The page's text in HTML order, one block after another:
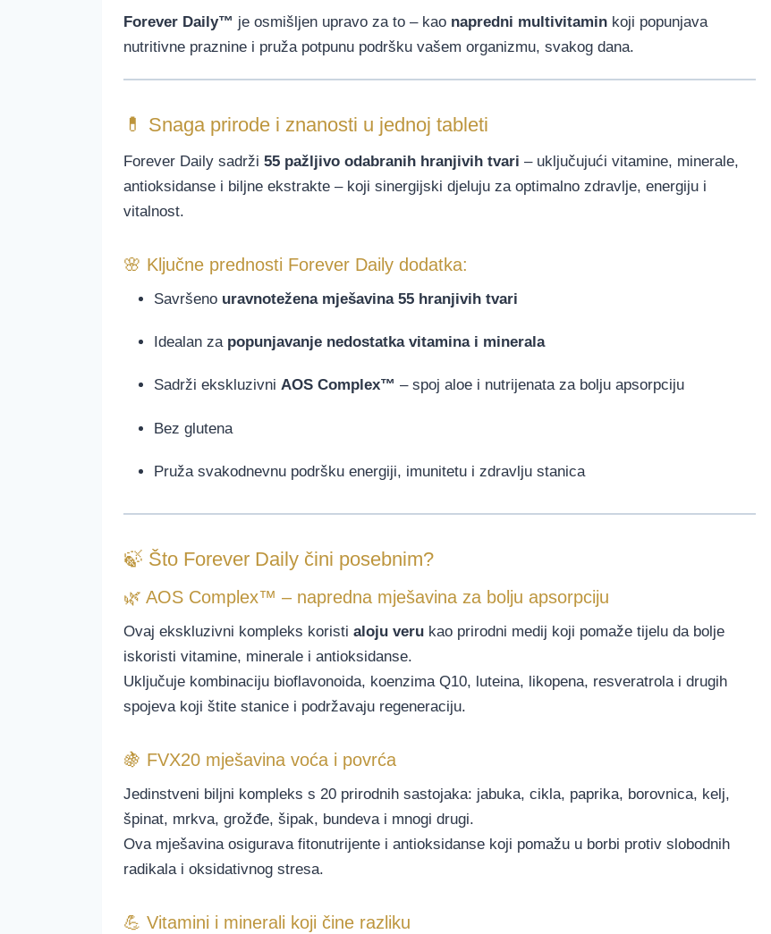
Forever Daily™ je osmišljen upravo za to – kao napredni multivitamin koji popunjava
nutritivne praznine i pruža potpunu podršku vašem organizmu, svakog dana.
💊 Snaga prirode i znanosti u jednoj tableti
Forever Daily sadrži 55 pažljivo odabranih hranjivih tvari – uključujući vitamine, minerale,
antioksidanse i biljne ekstrakte – koji sinergijski djeluju za optimalno zdravlje, energiju i
vitalnost.
🌸 Ključne prednosti Forever Daily dodatka:
Savršeno uravnotežena mješavina 55 hranjivih tvari
Idealan za popunjavanje nedostatka vitamina i minerala
Sadrži ekskluzivni AOS Complex™ – spoj aloe i nutrijenata za bolju apsorpciju
Bez glutena
Pruža svakodnevnu podršku energiji, imunitetu i zdravlju stanica
🍃 Što Forever Daily čini posebnim?
🌿 AOS Complex™ – napredna mješavina za bolju apsorpciju
Ovaj ekskluzivni kompleks koristi aloju veru kao prirodni medij koji pomaže tijelu da bolje
iskoristi vitamine, minerale i antioksidanse.
Uključuje kombinaciju bioflavonoida, koenzima Q10, luteina, likopena, resveratrola i drugih
spojeva koji štite stanice i podržavaju regeneraciju.
🍇 FVX20 mješavina voća i povrća
Jedinstveni biljni kompleks s 20 prirodnih sastojaka: jabuka, cikla, paprika, borovnica, kelj,
špinat, mrkva, grožđe, šipak, bundeva i mnogi drugi.
Ova mješavina osigurava fitonutrijente i antioksidanse koji pomažu u borbi protiv slobodnih
radikala i oksidativnog stresa.
💪 Vitamini i minerali koji čine razliku